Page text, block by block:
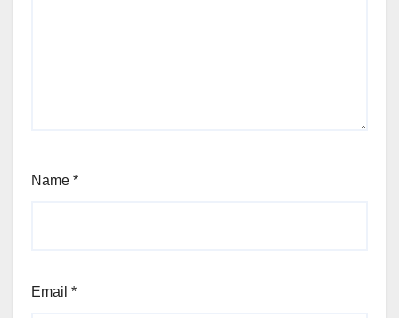
Name *
Email *